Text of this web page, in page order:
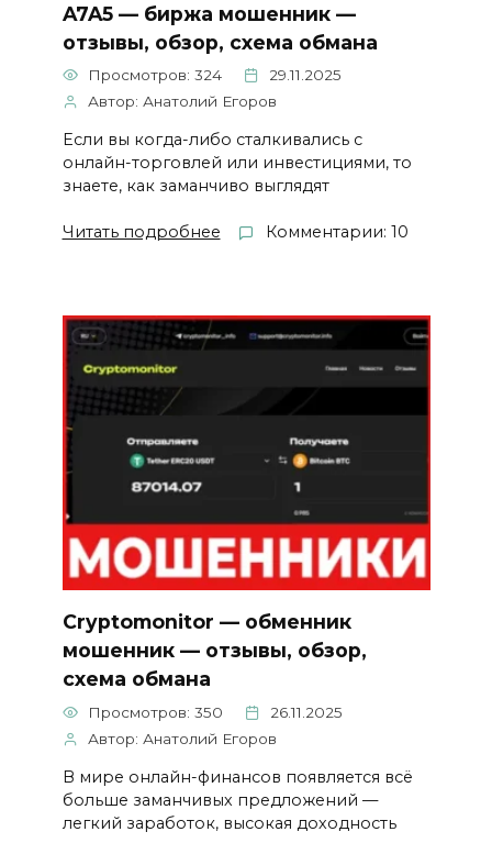
A7A5 — биржа мошенник —
отзывы, обзор, схема обмана
Просмотров: 324
29.11.2025
Автор: Анатолий Егоров
Если вы когда-либо сталкивались с
онлайн-торговлей или инвестициями, то
знаете, как заманчиво выглядят
Читать подробнее Комментарии: 10
Cryptomonitor — обменник
мошенник — отзывы, обзор,
схема обмана
Просмотров: 350
26.11.2025
Автор: Анатолий Егоров
В мире онлайн-финансов появляется всё
больше заманчивых предложений —
легкий заработок, высокая доходность